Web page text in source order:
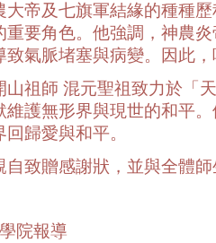
大帝及七旗軍結緣的種種
重要角色。他強調，神農
氣脈堵塞與病變。因此
祖師 混元聖祖致力於「
護無形界與現世的和平
歸愛與和平。
致贈感謝狀，並與全體
院報導